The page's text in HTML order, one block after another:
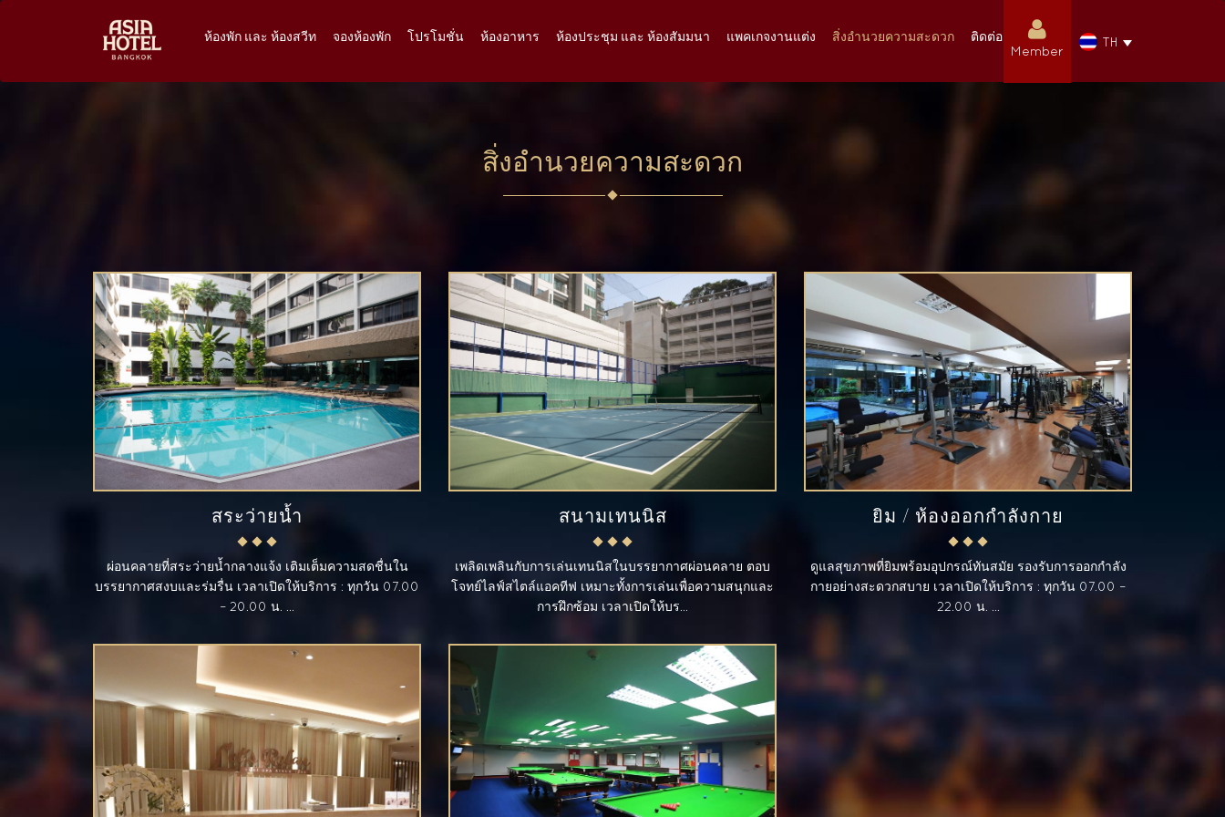
ห้องพัก และ ห้องสวีท จองห้องพัก โปรโมชั่น ห้องอาหาร ห้องประชุม และ ห้องสัมมนา แพคเกจงานแต่ง สิ่งอำนวยความสะดวก ติดต่อเรา
Member
TH
สิ่งอำนวยความสะดวก
สระว่ายน้ำ
ผ่อนคลายที่สระว่ายน้ำกลางแจ้ง เติมเต็มความสดชื่นใน
บรรยากาศสงบและร่มรื่น เวลาเปิดให้บริการ : ทุกวัน 07.00
– 20.00 น. ...
สนามเทนนิส
เพลิดเพลินกับการเล่นเทนนิสในบรรยากาศผ่อนคลาย ตอบ
โจทย์ไลฟ์สไตล์แอคทีฟ เหมาะทั้งการเล่นเพื่อความสนุกและ
การฝึกซ้อม เวลาเปิดให้บร...
ยิม / ห้องออกกำลังกาย
ดูแลสุขภาพที่ยิมพร้อมอุปกรณ์ทันสมัย รองรับการออกกำลัง
กายอย่างสะดวกสบาย เวลาเปิดให้บริการ : ทุกวัน 07.00 –
22.00 น. ...